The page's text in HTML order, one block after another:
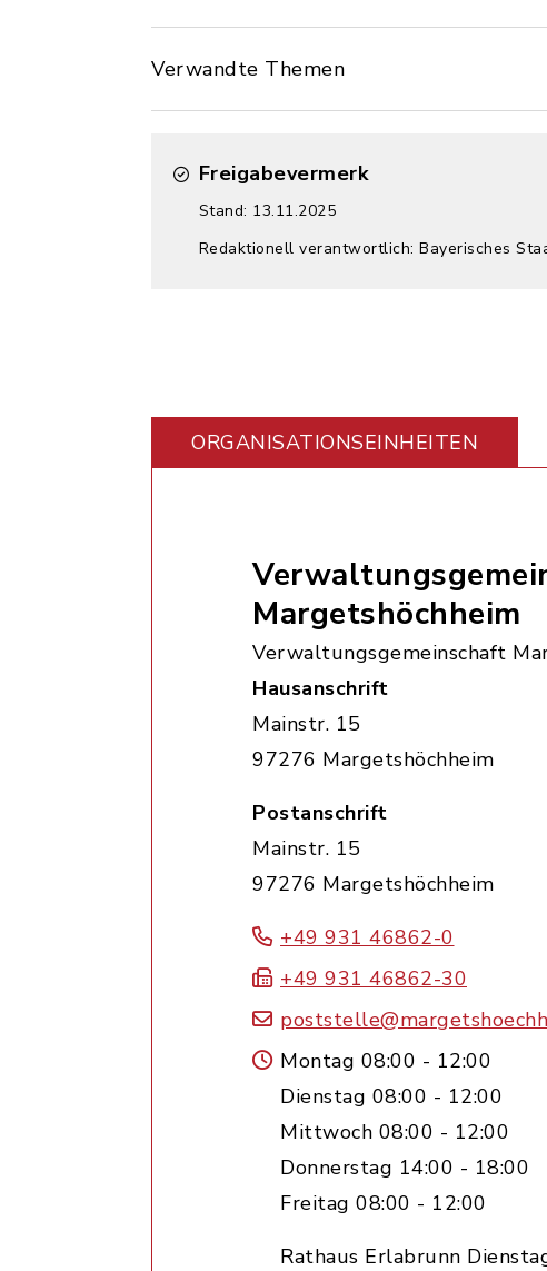
Verwandte Themen
Freigabevermerk
Stand: 13.11.2025
Redaktionell verantwortlich: Bayerisches
ORGANISATIONS­EINHEITEN
Margetshöchheim
Verwaltungsgemeinschaft
Hausanschrift
Mainstr. 15
97276 Margetshöchheim
Postanschrift
Mainstr. 15
97276 Margetshöchheim
+49 931 46862-0
+49 931 46862-30
Montag 08:00 - 12:00
Dienstag 08:00 - 12:00
Mittwoch 08:00 - 12:00
Donnerstag 14:00 - 18:00
Freitag 08:00 - 12:00
Rathaus Erlabrunn